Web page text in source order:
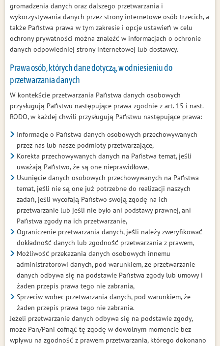
gromadzenia danych oraz dalszego przetwarzania i
wykorzystywania danych przez strony internetowe osób trzecich, a
także Państwa prawa w tym zakresie i opcje ustawień w celu
ochrony prywatności można znaleźć w informacjach o ochronie
danych odpowiedniej strony internetowej lub dostawcy.
Prawa osób, których dane dotyczą, w odniesieniu do
przetwarzania danych
W kontekście przetwarzania Państwa danych osobowych
przysługują Państwu następujące prawa zgodnie z art. 15 i nast.
RODO, w każdej chwili przysługują Państwu następujące prawa:
Informacje o Państwa danych osobowych przechowywanych
przez nas lub nasze podmioty przetwarzające,
Korekta przechowywanych danych na Państwa temat, jeśli
uważają Państwo, że są one nieprawidłowe,
Usunięcie danych osobowych przechowywanych na Państwa
temat, jeśli nie są one już potrzebne do realizacji naszych
zadań, jeśli wycofają Państwo swoją zgodę na ich
przetwarzanie lub jeśli nie było ani podstawy prawnej, ani
Państwa zgody na ich przetwarzanie,
Ograniczenie przetwarzania danych, jeśli należy zweryfikować
dokładność danych lub zgodność przetwarzania z prawem,
Możliwość przekazania danych osobowych innemu
administratorowi danych, pod warunkiem, że przetwarzanie
danych odbywa się na podstawie Państwa zgody lub umowy i
żaden przepis prawa tego nie zabrania,
Sprzeciw wobec przetwarzania danych, pod warunkiem, że
żaden przepis prawa tego nie zabrania.
Jeżeli przetwarzanie danych odbywa się na podstawie zgody,
może Pan/Pani cofnąć tę zgodę w dowolnym momencie bez
wpływu na zgodność z prawem przetwarzania, którego dokonano